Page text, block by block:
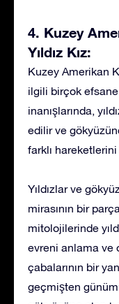
4. Kuzey
Yıldız Kız:
Kuzey Amerikan
ilgili birçok efsane
inanışlarında,
edilir ve
farklı
Yıldızlar ve
mirasının bir
mitolojilerinde
evreni anlama ve
çabalarının bir
geçmişten